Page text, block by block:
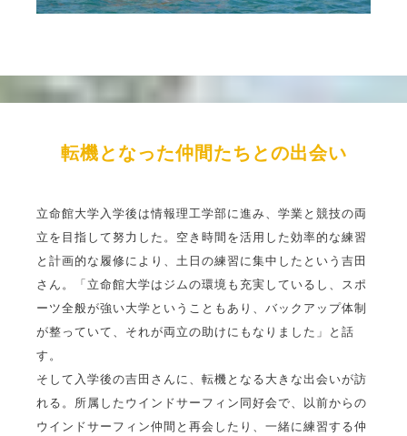
転機となった仲間たちとの出会い
立命館大学入学後は情報理工学部に進み、学業と競技の両
立を目指して努力した。空き時間を活用した効率的な練習
と計画的な履修により、土日の練習に集中したという吉田
さん。「立命館大学はジムの環境も充実しているし、スポ
ーツ全般が強い大学ということもあり、バックアップ体制
が整っていて、それが両立の助けにもなりました」と話
す。
そして入学後の吉田さんに、転機となる大きな出会いが訪
れる。所属したウインドサーフィン同好会で、以前からの
ウインドサーフィン仲間と再会したり、一緒に練習する仲